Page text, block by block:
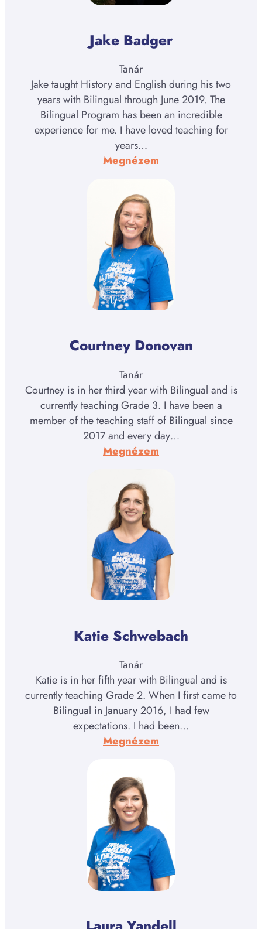
Jake Badger
Tanár
Jake taught History and English during his two
years with Bilingual through June 2019. The
Bilingual Program has been an incredible
experience for me. I have loved teaching for
years…
Megnézem
Courtney Donovan
Tanár
Courtney is in her third year with Bilingual and is
currently teaching Grade 3. I have been a
member of the teaching staff of Bilingual since
2017 and every day…
Megnézem
Katie Schwebach
Tanár
Katie is in her fifth year with Bilingual and is
currently teaching Grade 2. When I first came to
Bilingual in January 2016, I had few
expectations. I had been…
Megnézem